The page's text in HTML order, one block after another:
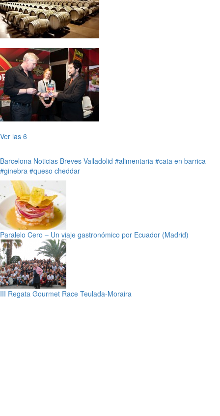
Ver las 6
Barcelona Noticias Breves Valladolid #alimentaria #cata en barrica
#ginebra #queso cheddar
Paralelo Cero – Un viaje gastronómico por Ecuador (Madrid)
III Regata Gourmet Race Teulada-Moraira